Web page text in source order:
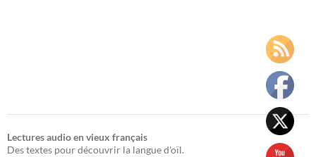
Lectures audio en vieux français
Des textes pour découvrir la langue d'oïl.